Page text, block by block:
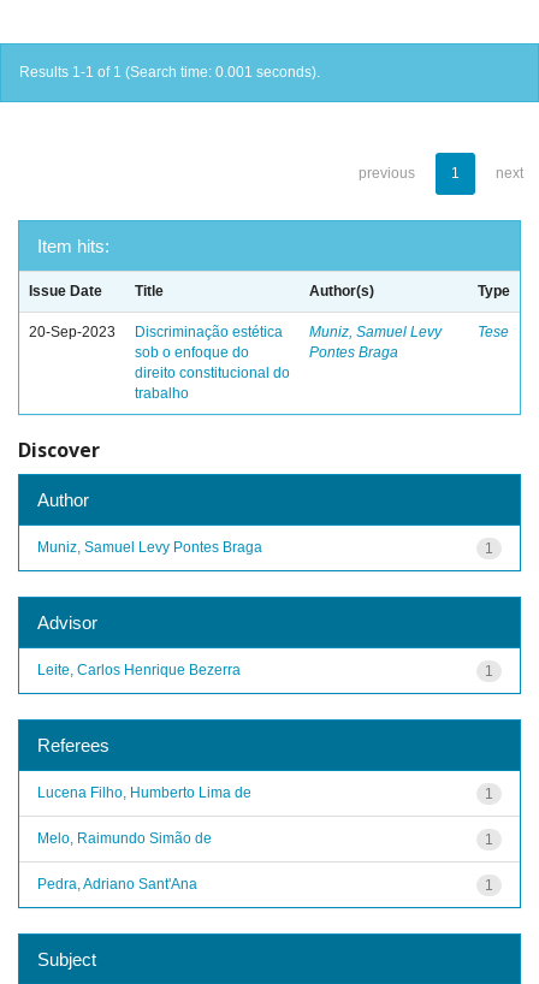
Results 1-1 of 1 (Search time: 0.001 seconds).
previous 1 next
Item hits:
Issue Date Title Author(s) Type
20-Sep-2023
Discriminação estética
sob o enfoque do
direito constitucional do
trabalho
Muniz, Samuel Levy
Pontes Braga
Tese
Discover
Author
1
Muniz, Samuel Levy Pontes Braga
Advisor
1
Leite, Carlos Henrique Bezerra
Referees
1
Lucena Filho, Humberto Lima de
1
Melo, Raimundo Simão de
1
Pedra, Adriano Sant'Ana
Subject